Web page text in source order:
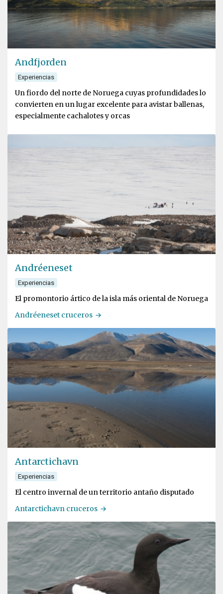
Andfjorden
Experiencias
Un fiordo del norte de Noruega cuyas profundidades lo
convierten en un lugar excelente para avistar ballenas,
especialmente cachalotes y orcas
Andréeneset
Experiencias
El promontorio ártico de la isla más oriental de Noruega
Andréeneset cruceros
Antarctichavn
Experiencias
El centro invernal de un territorio antaño disputado
Antarctichavn cruceros